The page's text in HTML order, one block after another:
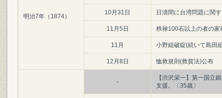
明治7年（1874）
10月31日 日清間に台湾問題に関
11月5日 秩禄100石以上の者の
11月 小野組破綻(続いて島田
12月8日 恤救規則(救貧法)公布
-
【渋沢栄一】第一国立
支援。〔35歳〕